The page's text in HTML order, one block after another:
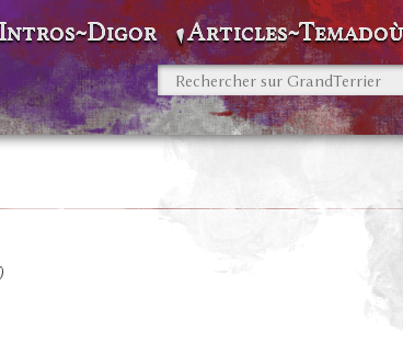
Intros~Digor Articles~Temadoù